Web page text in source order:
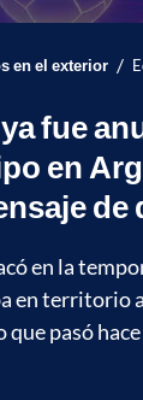
en el exterior /
fue
en
de
en la
en territorio
pasó